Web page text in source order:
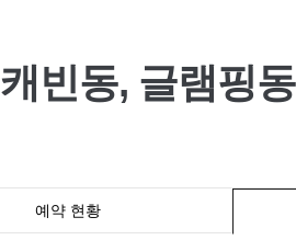
캐빈동, 글램핑
예약 현황